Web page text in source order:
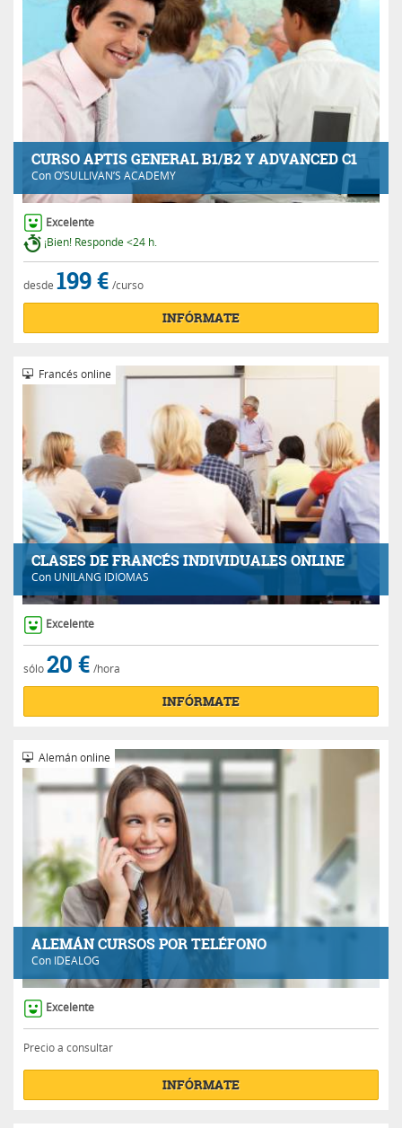
CURSO APTIS GENERAL B1/B2 Y ADVANCED C1
ConO’SULLIVAN’S ACADEMY
Excelente
¡Bien! Responde <24 h.
desde 199 € /curso
INFÓRMATE
CLASES DE FRANCÉS INDIVIDUALES ONLINE
Con UNILANG IDIOMAS
Francés online
Excelente
sólo20 € /hora
INFÓRMATE
ALEMÁN CURSOS POR TELÉFONO
Con IDEALOG
Alemán online
Excelente
Precio a consultar
INFÓRMATE